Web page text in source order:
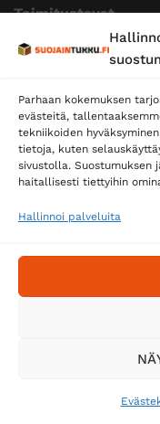
Parhaan kokemuksen
evästeitä,
tekniikoiden
tietoja, kuten
sivustolla. Suostumuksen
haitallisesti tiettyihin
Hallinnoi palveluita
Toimitustavat
Posti
Postnord
Tilaa uutiskirje ja